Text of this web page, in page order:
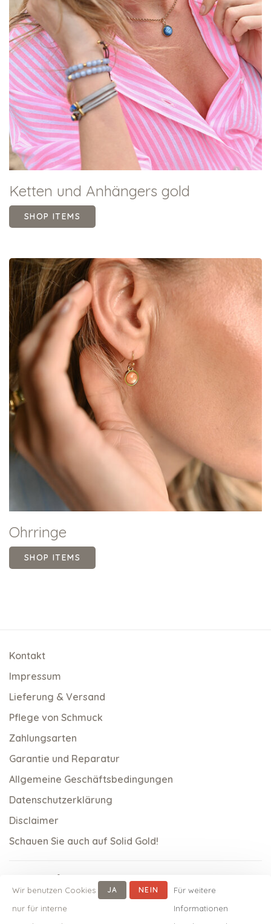
Ketten und Anhängers gold
SHOP ITEMS
Ohrringe
SHOP ITEMS
Kontakt
Impressum
Lieferung & Versand
Pflege von Schmuck
Zahlungsarten
Garantie und Reparatur
Allgemeine Geschäftsbedingungen
Datenschutzerklärung
Disclaimer
Schauen Sie auch auf Solid Gold!
Wir benutzen Cookies
nur für interne
JA NEIN
Für weitere
Informationen